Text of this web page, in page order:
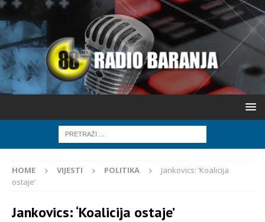
HOME VIJESTI POLITIKA
Jankovics: ‘Koalicija
ostaje’
Jankovics: ‘Koalicija ostaje’